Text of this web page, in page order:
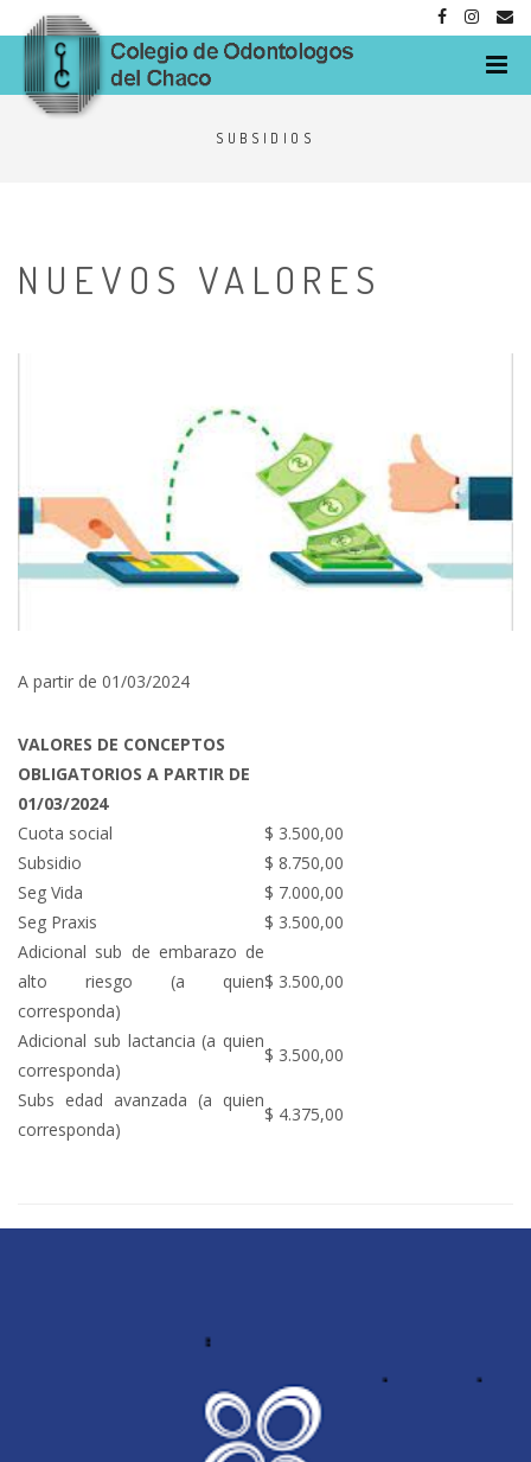
SUBSIDIOS
NUEVOS VALORES
A partir de 01/03/2024
VALORES DE CONCEPTOS
OBLIGATORIOS A PARTIR DE
01/03/2024
Cuota social
$ 3.500,00
Subsidio
$ 8.750,00
Seg Vida
$ 7.000,00
Seg Praxis
$ 3.500,00
Adicional sub de embarazo de
alto riesgo (a quien
corresponda)
$ 3.500,00
Adicional sub lactancia (a quien
corresponda)
$ 3.500,00
Subs edad avanzada (a quien
corresponda)
$ 4.375,00